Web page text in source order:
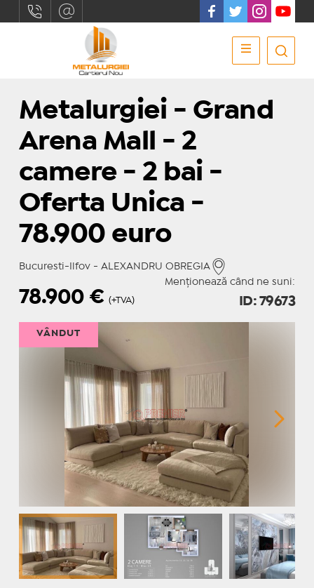
Metalurgiei - Grand
Arena Mall - 2
camere - 2 bai -
Oferta Unica -
78.900 euro
Bucuresti-Ilfov - ALEXANDRU OBREGIA
Menționează când ne suni:
78.900€ (+TVA) ID: 79673
VÂNDUT